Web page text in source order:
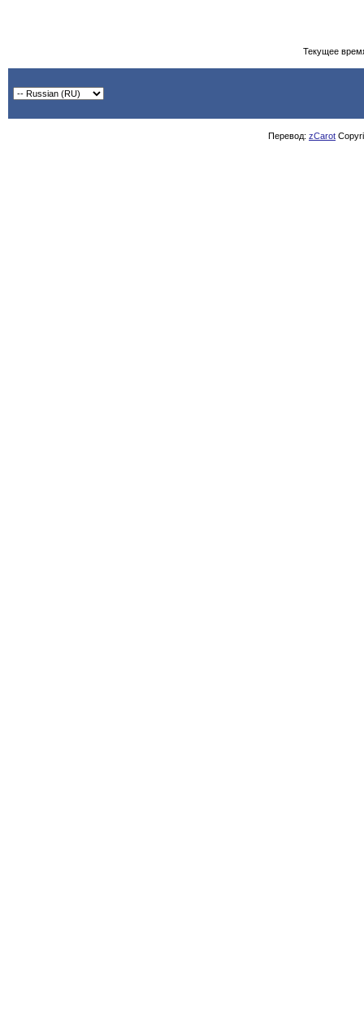
Текущее
Перевод: zCarot